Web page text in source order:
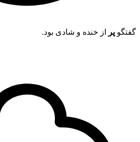
گفتگو پر از خنده و شادی بود.